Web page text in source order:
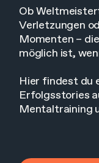
Ob
Verletzungen
Momenten –
möglich ist,
Hier findest du
Erfolgsstories
Mentaltraining